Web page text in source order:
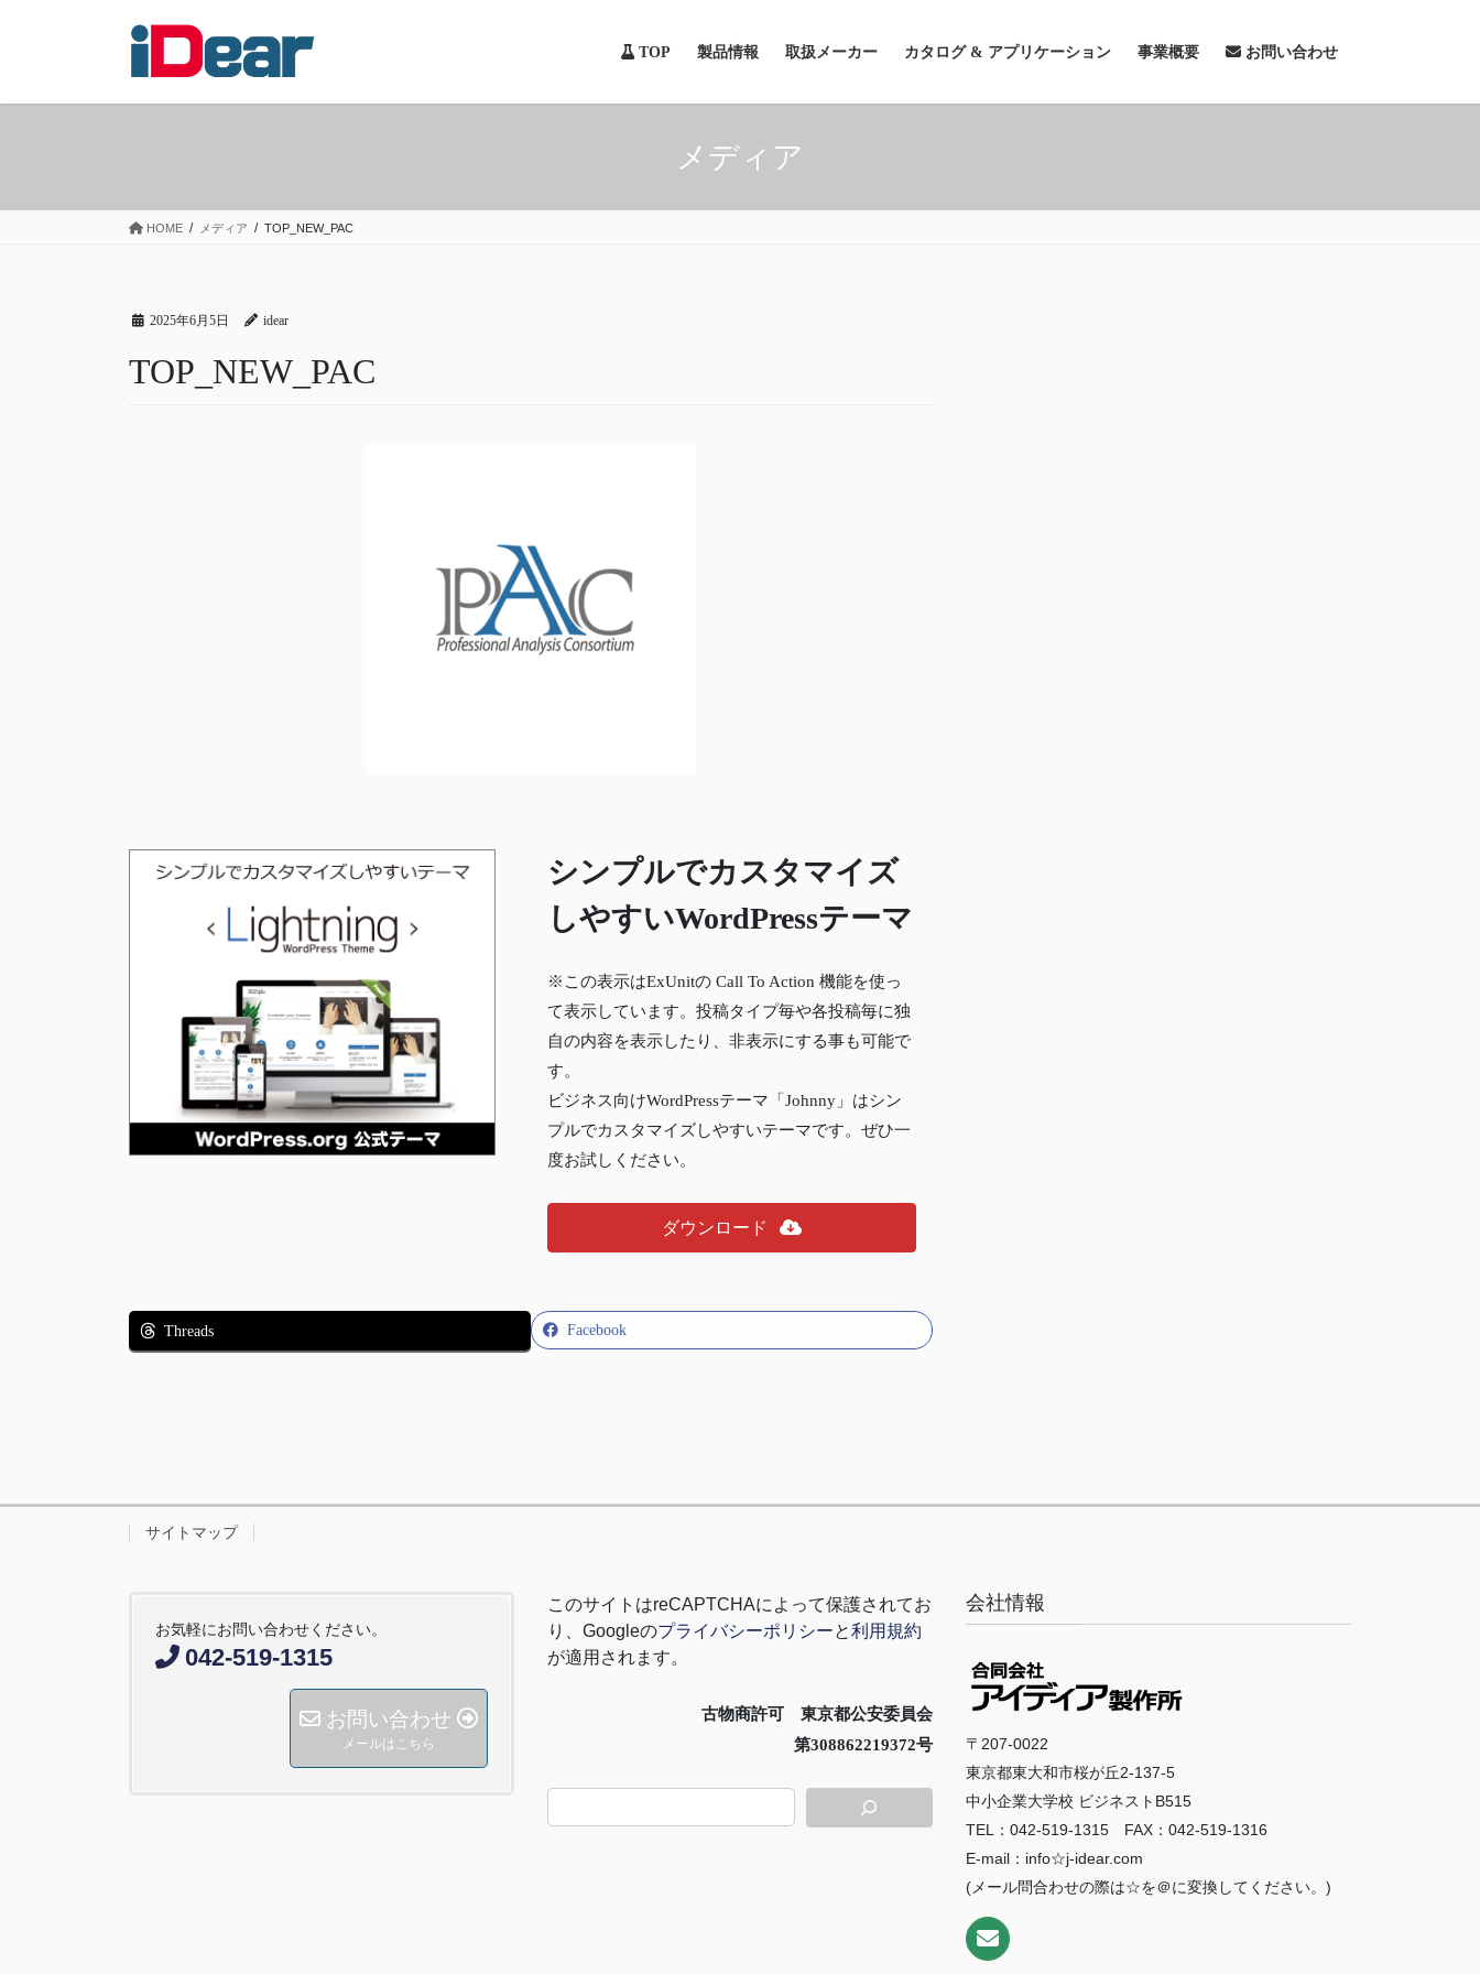
TOP 製品情報 取扱メーカー カタログ & アプリケーション 事業概要 お問い合わせ
メディア
HOME メディア TOP_NEW_PAC
2025年6月5日 idear
TOP_NEW_PAC
シンプルでカスタマイズ
しやすいWordPressテーマ
※この表示はExUnitの Call To Action 機能を使っ
て表示しています。投稿タイプ毎や各投稿毎に独
自の内容を表示したり、非表示にする事も可能で
す。
ビジネス向けWordPressテーマ「Johnny」はシン
プルでカスタマイズしやすいテーマです。ぜひ一
度お試しください。
ダウンロード
Facebook
Threads
サイトマップ
お気軽にお問い合わせください。
042-519-1315
お問い合わせ
メールはこちら
このサイトはreCAPTCHAによって保護されてお
り、 Googleのプライバシーポリシーと利用規約
が適用されます。
古物商許可 東京都公安委員会
第308862219372号
会社情報
〒207-0022
東京都東大和市桜が丘2-137-5
中小企業大学校 ビジネストB515
TEL：042-519-1315 FAX：042-519-1316
E-mail：info☆j-idear.com
(メール問合わせの際は☆を＠に変換してください。)